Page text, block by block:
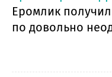
Еромлик
по довольно